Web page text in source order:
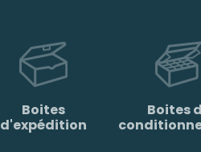
Boites
d'expédition
Boites